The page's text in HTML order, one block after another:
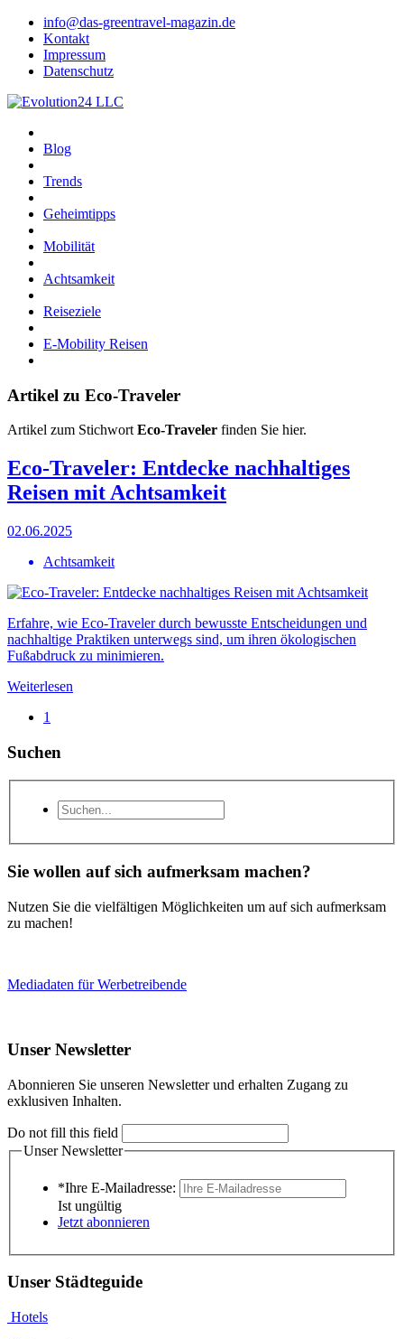
info@das-greentravel-magazin.de
Kontakt
Impressum
Datenschutz
Blog
Trends
Geheimtipps
Mobilität
Achtsamkeit
Reiseziele
E-Mobility Reisen
Artikel zu Eco-Traveler
Artikel zum StichwortEco-Traveler finden Sie hier.
Eco-Traveler: Entdecke nachhaltiges
Reisen mit Achtsamkeit
02.06.2025
Achtsamkeit
Erfahre, wie Eco-Traveler durch bewusste Entscheidungen und
nachhaltige Praktiken unterwegs sind, um ihren ökologischen
Fußabdruck zu minimieren.
Weiterlesen
1
Suchen
Sie wollen auf sich aufmerksam machen?
Nutzen Sie die vielfältigen Möglichkeiten um auf sich aufmerksam
zu machen!
Mediadaten für Werbetreibende
Unser Newsletter
Abonnieren Sie unseren Newsletter und erhalten Zugang zu
exklusiven Inhalten.
Do not fill this field
Unser Newsletter
*Ihre E-Mailadresse:
Ist ungültig
Jetzt abonnieren
Unser Städteguide
Hotels